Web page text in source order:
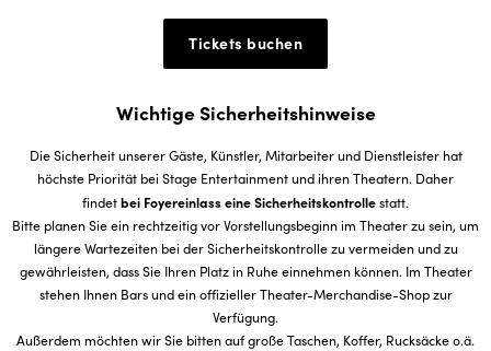
Tickets buchen
Wichtige Sicherheitshinweise
Die Sicherheit unserer Gäste, Künstler, Mitarbeiter und Dienstleister hat
höchste Priorität bei Stage Entertainment und ihren Theatern. Daher
findetbei Foyereinlass eine Sicherheitskontrollestatt.
Bitte planen Sie ein rechtzeitig vor Vorstellungsbeginn im Theater zu sein, um
längere Wartezeiten bei der Sicherheitskontrolle zu vermeiden und zu
gewährleisten, dass Sie Ihren Platz in Ruhe einnehmen können. Im Theater
stehen Ihnen Bars und ein offizieller Theater-Merchandise-Shop zur
Verfügung.
Außerdem möchten wir Sie bitten auf große Taschen, Koffer, Rucksäcke o.ä.